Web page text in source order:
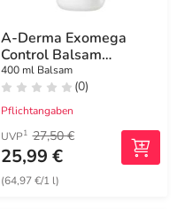
A-Derma Exomega
Control Balsam
rückfettend
400 ml Balsam
(0)
Pflichtangaben
UVP1 27,50 €
25,99 €
(64,97 €/1 l)